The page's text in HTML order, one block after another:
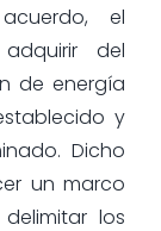
el
del
de energía
y
Dicho
un marco
los